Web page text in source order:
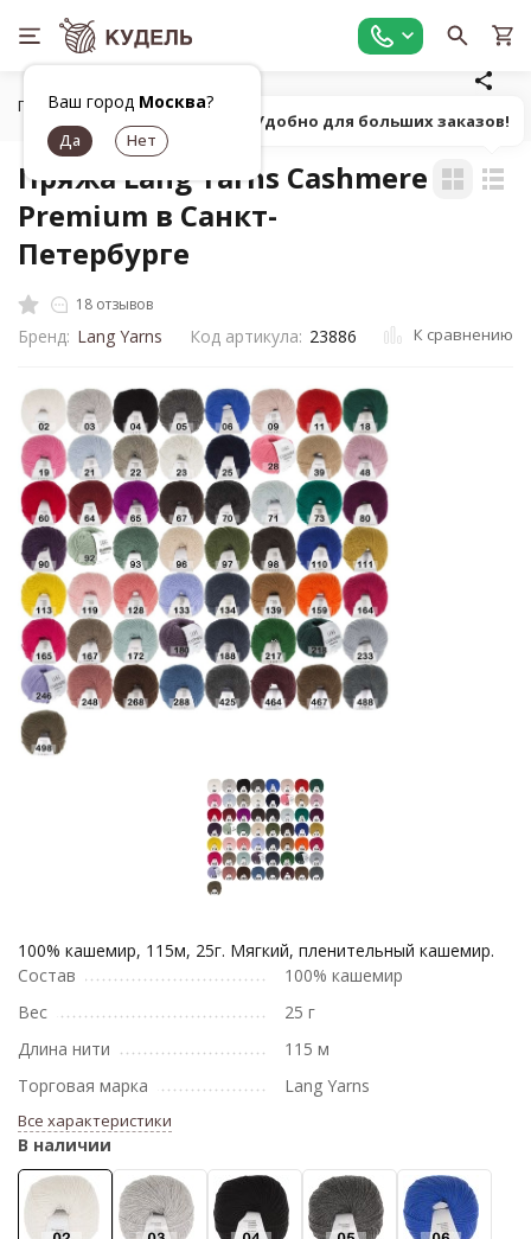
Ваш город Москва?
Главная Все для вязания
Пряжа Lang Yarns Cashmere
Premium в Санкт-
Петербурге
18 отзывов
Бренд: Lang Yarns Код артикула: 23886 К сравнению
100% кашемир, 115м, 25г. Мягкий, пленительный кашемир.
Состав
100% кашемир
Вес
25 г
Длина нити
115 м
Торговая марка
Lang Yarns
Все характеристики
В наличии
Попробуй! Удобно для больших заказов!